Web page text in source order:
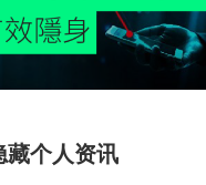
个人资讯